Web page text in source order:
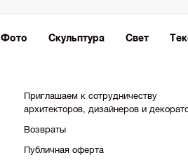
Фото Скульптура Свет
Приглашаем к сотрудничеству
архитекторов, дизайнеров и
Возвраты
Публичная оферта